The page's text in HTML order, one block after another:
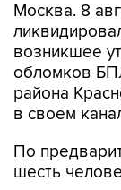
Москва. 8
возникшее
обломков
района
в своем
По
шесть